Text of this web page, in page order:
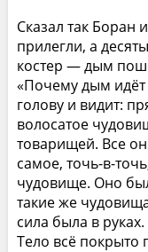
Сказал так Боран
прилегли, а
костер — дым
«Почему дым
голову и видит:
волосатое
товарищей. Все
самое, точь-в-
чудовище. Оно
такие же
сила была в
Тело всё покрыто